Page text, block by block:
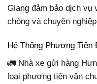
Giang đảm bảo dịch vụ
chóng và chuyên
Hệ Thống Phương Tiện
🚛 Nhà xe gửi hàng
loại phương tiện vận